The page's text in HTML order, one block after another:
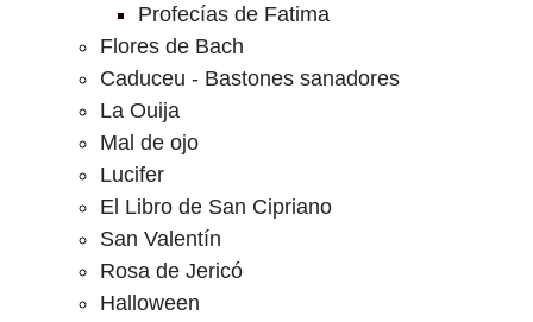
Profecías de Fatima
Flores de Bach
Caduceu - Bastones sanadores
La Ouija
Mal de ojo
Lucifer
El Libro de San Cipriano
San Valentín
Rosa de Jericó
Halloween